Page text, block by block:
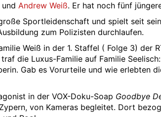
Andrew Weiß. Er hat noch fünf
Sportleidenschaft und spielt seit
zum Polizisten durchlaufen.
Weiß in der 1. Staffel ( Folge 3) der
die Luxus-Familie auf Familie
Gab es Vorurteile und wie erlebten
in der VOX-Doku-Soap Goodbye
von Kameras begleitet. Dort